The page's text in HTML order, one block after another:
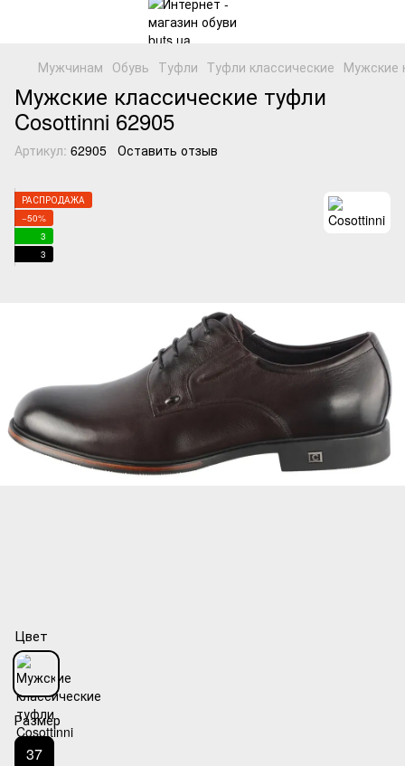
Мужчинам Обувь Туфли Tуфли классические Мужские
Мужские классические туфли
Cosottinni 62905
Артикул: 62905 Оставить отзыв
РАСПРОДАЖА
−50%
3
3
Цвет
Размер
37